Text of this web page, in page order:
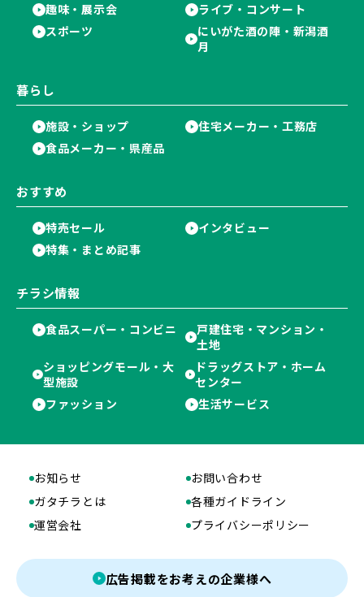
趣味・展示会
ライブ・コンサート
スポーツ
にいがた酒の陣・新潟酒
月
暮らし
施設・ショップ
住宅メーカー・工務店
食品メーカー・県産品
おすすめ
特売セール
インタビュー
特集・まとめ記事
チラシ情報
食品スーパー・コンビニ
戸建住宅・マンション・
土地
ショッピングモール・大
型施設
ドラッグストア・ホーム
センター
ファッション
生活サービス
お知らせ
お問い合わせ
ガタチラとは
各種ガイドライン
運営会社
プライバシーポリシー
広告掲載をお考えの企業様へ